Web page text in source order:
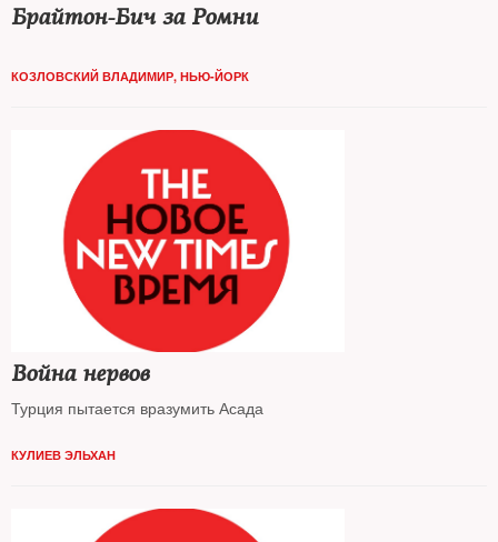
Брайтон-Бич за Ромни
КОЗЛОВСКИЙ ВЛАДИМИР, НЬЮ-ЙОРК
Война нервов
Турция пытается вразумить Асада
КУЛИЕВ ЭЛЬХАН